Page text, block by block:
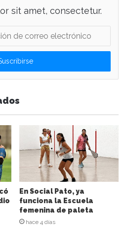
sit amet, consectetur.
En Social Pato, ya
funciona la Escuela
femenina de paleta
hace 4 días